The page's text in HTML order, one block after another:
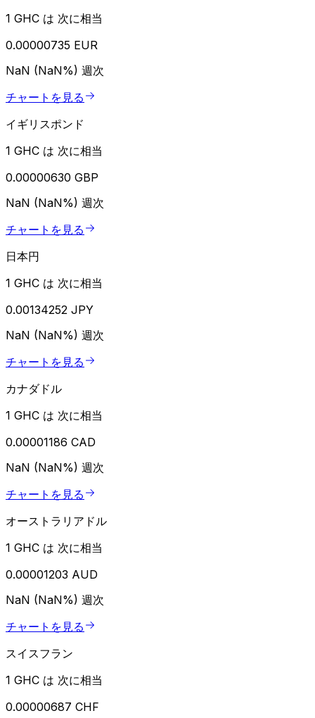
1 GHC は 次に相当
0.00000735 EUR
NaN (NaN%) 週次
チャートを見る
イギリスポンド
1 GHC は 次に相当
0.00000630 GBP
NaN (NaN%) 週次
チャートを見る
日本円
1 GHC は 次に相当
0.00134252 JPY
NaN (NaN%) 週次
チャートを見る
カナダドル
1 GHC は 次に相当
0.00001186 CAD
NaN (NaN%) 週次
チャートを見る
オーストラリアドル
1 GHC は 次に相当
0.00001203 AUD
NaN (NaN%) 週次
チャートを見る
スイスフラン
1 GHC は 次に相当
0.00000687 CHF